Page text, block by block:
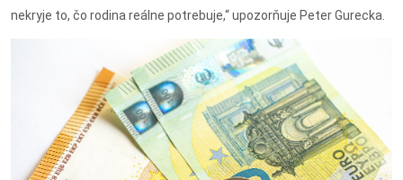
nekryje to, čo rodina reálne potrebuje,“ upozorňuje Peter Gurecka.